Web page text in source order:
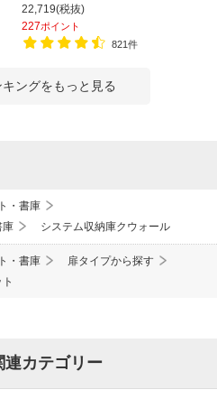
22,719(税抜)
227ポイント
821件
ングをもっと見る
・書庫
庫
システム収納庫クウォール
・書庫
扉タイプから探す
連カテゴリー